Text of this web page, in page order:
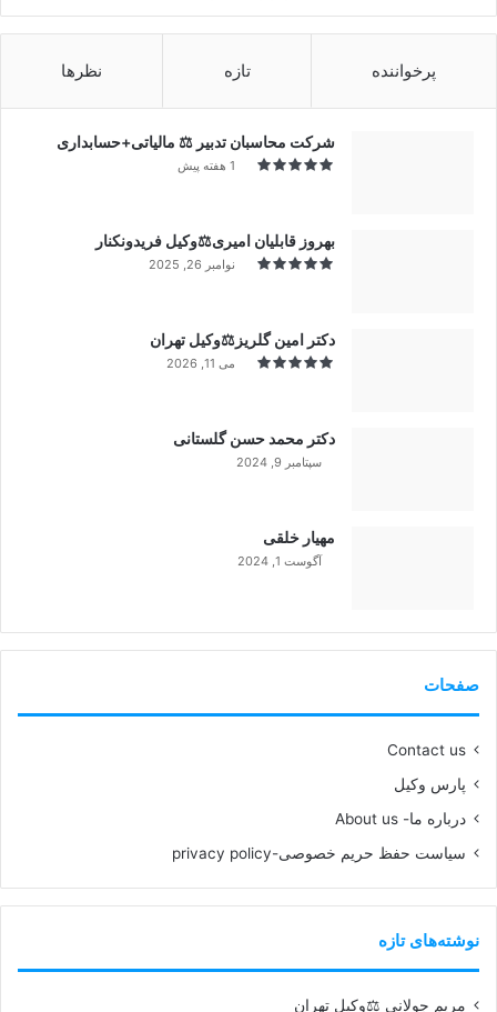
پرخواننده تازه نظرها
شرکت محاسبان تدبیر ⚖️ مالیاتی+حسابداری
1 هفته پیش
بهروز قابلیان امیری⚖️وکیل فریدونکنار
نوامبر 26, 2025
دکتر امین گلریز⚖️وکیل تهران
می 11, 2026
دکتر محمد حسن گلستانی
سپتامبر 9, 2024
مهیار خلقی
آگوست 1, 2024
صفحات
Contact us
پارس وکیل
درباره ما- About us
سیاست حفظ حریم خصوصی-privacy policy
نوشته‌های تازه
مریم جولانی ⚖️وکیل تهران